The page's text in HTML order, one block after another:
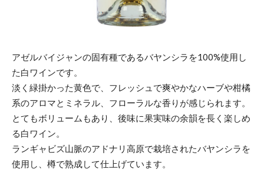
アゼルバイジャンの固有種であるバヤンシラを100%使用し
た白ワインです。
淡く緑掛かった黄色で、フレッシュで爽やかなハーブや柑橘
系のアロマとミネラル、フローラルな香りが感じられます。
とてもボリュームもあり、後味に果実味の余韻を長く楽しめ
る白ワイン。
ランギャビズ山脈のアドナリ高原で栽培されたバヤンシラを
使用し、樽で熟成して仕上げています。